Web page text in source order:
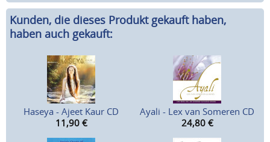
Kunden, die dieses Produkt gekauft haben,
haben auch gekauft:
Haseya - Ajeet Kaur CD
11,90 €
Ayali - Lex van Someren CD
24,80 €